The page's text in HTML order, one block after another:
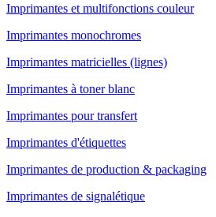
Imprimantes et multifonctions couleur
Imprimantes monochromes
Imprimantes matricielles (lignes)
Imprimantes à toner blanc
Imprimantes pour transfert
Imprimantes d'étiquettes
Imprimantes de production & packaging
Imprimantes de signalétique